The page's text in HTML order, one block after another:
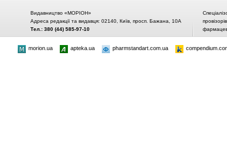
Видавництво «МОРІОН»
Адреса редакції та видавця: 02140, Київ, просп. Бажана, 10А
Тел.: 380 (44) 585-97-10
morion.ua apteka.ua pharmstandart.com.ua